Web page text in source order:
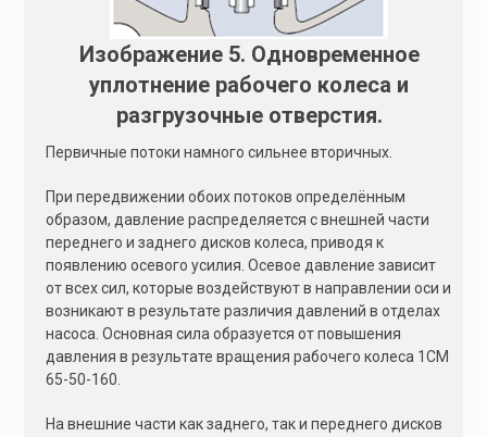
Изображение 5. Одновременное
уплотнение рабочего колеса и
разгрузочные отверстия.
Первичные потоки намного сильнее вторичных.
При передвижении обоих потоков определённым
образом, давление распределяется с внешней части
переднего и заднего дисков колеса, приводя к
появлению осевого усилия. Осевое давление зависит
от всех сил, которые воздействуют в направлении оси и
возникают в результате различия давлений в отделах
насоса. Основная сила образуется от повышения
давления в результате вращения рабочего колеса 1СМ
65-50-160.
На внешние части как заднего, так и переднего дисков